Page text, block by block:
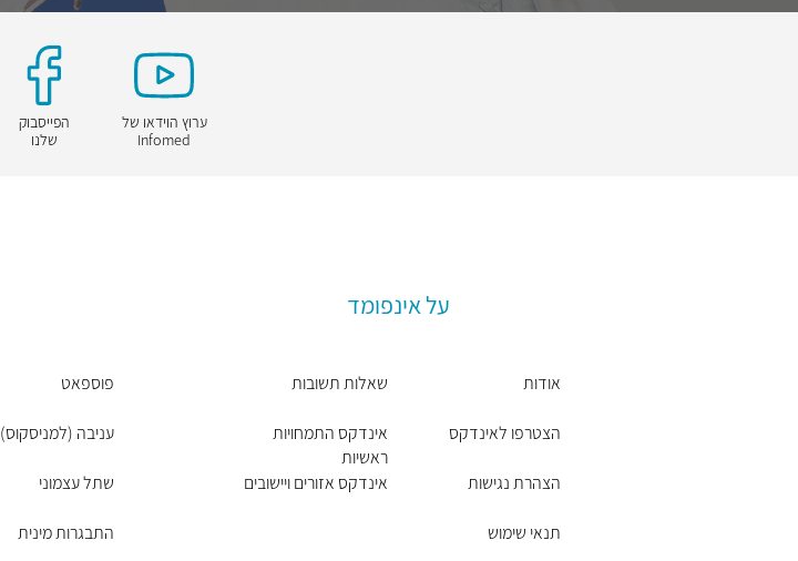
ערוץ הוידאו של
Infomed
הפייסבוק
שלנו
על אינפומד
אודות
הצטרפו לאינדקס
הצהרת נגישות
תנאי שימוש
שאלות תשובות
אינדקס התמחויות
ראשיות
אינדקס אזורים ויישובים
פוספאט
עניבה (למניסקוס)
שתל עצמוני
התבגרות מינית